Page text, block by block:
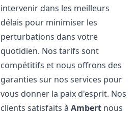
intervenir dans les meilleurs
délais pour minimiser les
perturbations dans votre
quotidien. Nos tarifs sont
compétitifs et nous offrons des
garanties sur nos services pour
vous donner la paix d'esprit. Nos
clients satisfaits àAmbert nous